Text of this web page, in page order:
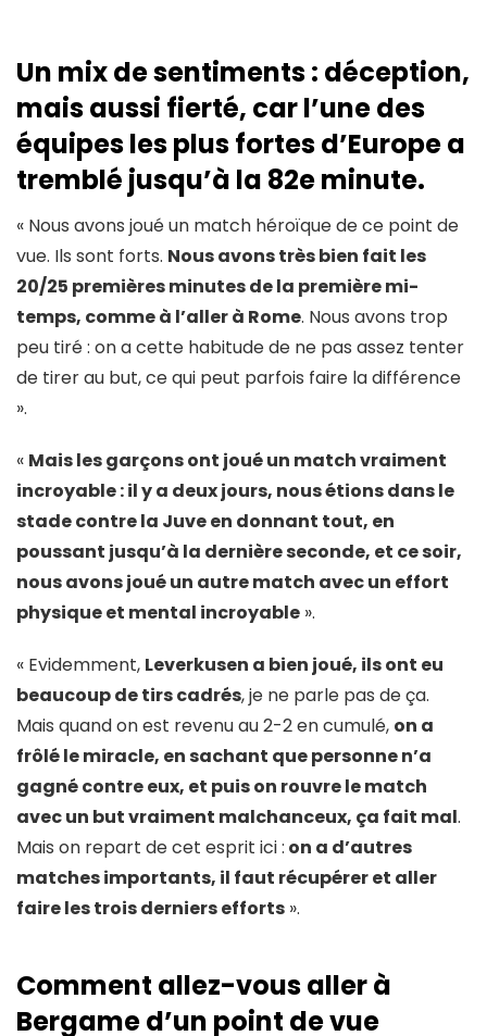
Un mix de sentiments : déception,
mais aussi fierté, car l’une des
équipes les plus fortes d’Europe a
tremblé jusqu’à la 82e minute.
« Nous avons joué un match héroïque de ce point de
vue. Ils sont forts. Nous avons très bien fait les
20/25 premières minutes de la première mi-
temps, comme à l’aller à Rome. Nous avons trop
peu tiré : on a cette habitude de ne pas assez tenter
de tirer au but, ce qui peut parfois faire la différence
».
« Mais les garçons ont joué un match vraiment
incroyable : il y a deux jours, nous étions dans le
stade contre la Juve en donnant tout, en
poussant jusqu’à la dernière seconde, et ce soir,
nous avons joué un autre match avec un effort
physique et mental incroyable ».
« Evidemment, Leverkusen a bien joué, ils ont eu
beaucoup de tirs cadrés, je ne parle pas de ça.
Mais quand on est revenu au 2-2 en cumulé, on a
frôlé le miracle, en sachant que personne n’a
gagné contre eux, et puis on rouvre le match
avec un but vraiment malchanceux, ça fait mal.
Mais on repart de cet esprit ici : on a d’autres
matches importants, il faut récupérer et aller
faire les trois derniers efforts ».
Comment allez-vous aller à
Bergame d’un point de vue